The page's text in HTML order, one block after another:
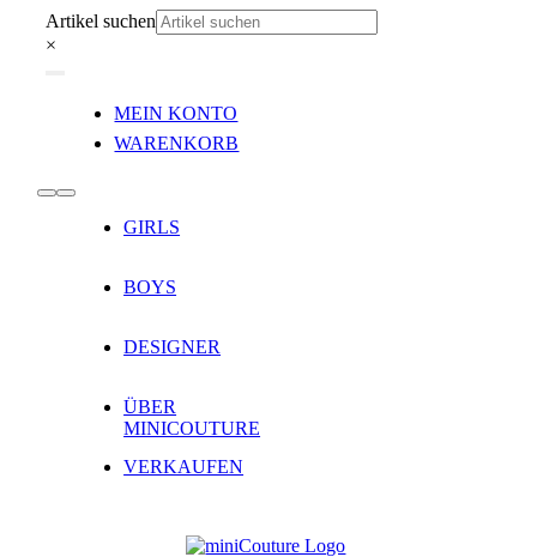
Inhalt
Artikel suchen
×
Navigation
MEIN KONTO
WARENKORB
Toggle
Navigation
GIRLS
BOYS
DESIGNER
ÜBER
MINICOUTURE
VERKAUFEN